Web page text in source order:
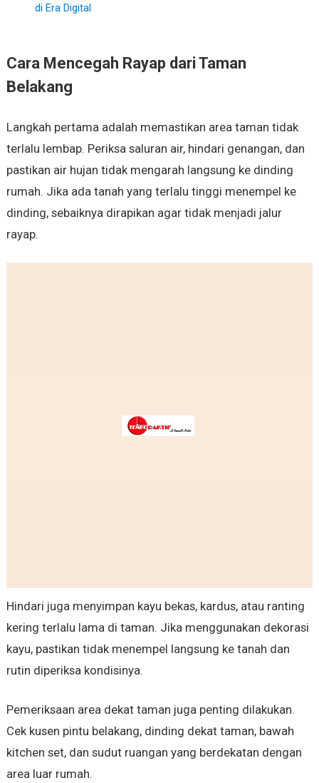
di Era Digital
Cara Mencegah Rayap dari Taman
Belakang
Langkah pertama adalah memastikan area taman tidak
terlalu lembap. Periksa saluran air, hindari genangan, dan
pastikan air hujan tidak mengarah langsung ke dinding
rumah. Jika ada tanah yang terlalu tinggi menempel ke
dinding, sebaiknya dirapikan agar tidak menjadi jalur
rayap.
Hindari juga menyimpan kayu bekas, kardus, atau ranting
kering terlalu lama di taman. Jika menggunakan dekorasi
kayu, pastikan tidak menempel langsung ke tanah dan
rutin diperiksa kondisinya.
Pemeriksaan area dekat taman juga penting dilakukan.
Cek kusen pintu belakang, dinding dekat taman, bawah
kitchen set, dan sudut ruangan yang berdekatan dengan
area luar rumah.